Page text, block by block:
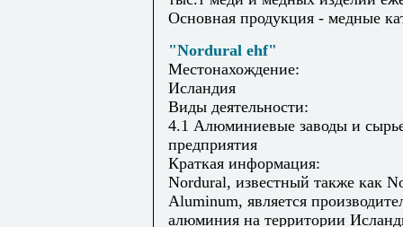
Основная продукция - медные
"Nordural ehf"
Местонахождение:
Исландия
Виды деятельности:
4.1 Алюминиевые заводы и
предприятия
Краткая информация:
Nordural, известный также как
Aluminum, является
алюминия на территории